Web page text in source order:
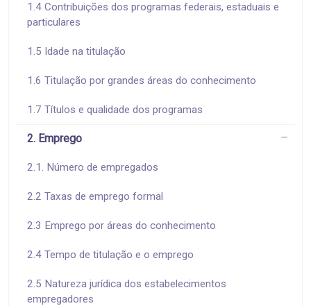
1.4 Contribuições dos programas federais, estaduais e
particulares
1.5 Idade na titulação
1.6 Titulação por grandes áreas do conhecimento
1.7 Títulos e qualidade dos programas
2. Emprego
2.1. Número de empregados
2.2 Taxas de emprego formal
2.3 Emprego por áreas do conhecimento
2.4 Tempo de titulação e o emprego
2.5 Natureza jurídica dos estabelecimentos
empregadores